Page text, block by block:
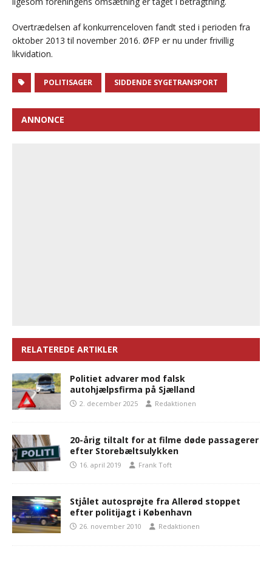
Overtrædelsen af konkurrenceloven fandt sted i perioden fra
oktober 2013 til november 2016. ØFP er nu under frivillig
likvidation.
POLITISAGER SIDDENDE SYGETRANSPORT
ANNONCE
RELATEREDE ARTIKLER
Politiet advarer mod falsk
autohjælpsfirma på Sjælland
2. december 2025 Redaktionen
20-årig tiltalt for at filme døde passagerer
efter Storebæltsulykken
16. april 2019 Frank Toft
Stjålet autosprøjte fra Allerød stoppet
efter politijagt i København
26. november 2010 Redaktionen